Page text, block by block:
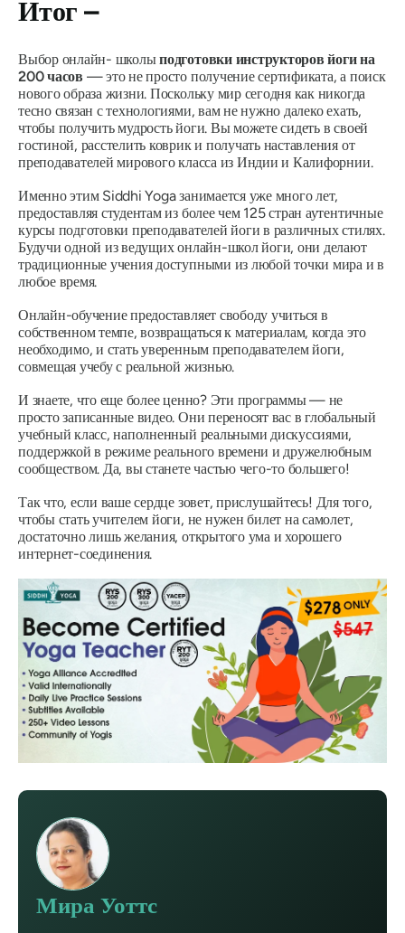
Итог –
Выбор онлайн- школыподготовки инструкторов йоги на
200 часов — это не просто получение сертификата, а поиск
нового образа жизни. Поскольку мир сегодня как никогда
тесно связан с технологиями, вам не нужно далеко ехать,
чтобы получить мудрость йоги. Вы можете сидеть в своей
гостиной, расстелить коврик и получать наставления от
преподавателей мирового класса из Индии и Калифорнии.
Именно этим Siddhi Yoga занимается уже много лет,
предоставляя студентам из более чем 125 стран аутентичные
курсы подготовки преподавателей йоги в различных стилях.
Будучи одной из ведущих онлайн-школ йоги, они делают
традиционные учения доступными из любой точки мира и в
любое время.
Онлайн-обучение предоставляет свободу учиться в
собственном темпе, возвращаться к материалам, когда это
необходимо, и стать уверенным преподавателем йоги,
совмещая учебу с реальной жизнью.
И знаете, что еще более ценно? Эти программы — не
просто записанные видео. Они переносят вас в глобальный
учебный класс, наполненный реальными дискуссиями,
поддержкой в ​​режиме реального времени и дружелюбным
сообществом. Да, вы станете частью чего-то большего!
Так что, если ваше сердце зовет,прислушайтесь! Для того,
чтобы стать учителем йоги, не нужен билет на самолет,
достаточно лишь желания, открытого ума и хорошего
интернет-соединения.
Мира Уоттс